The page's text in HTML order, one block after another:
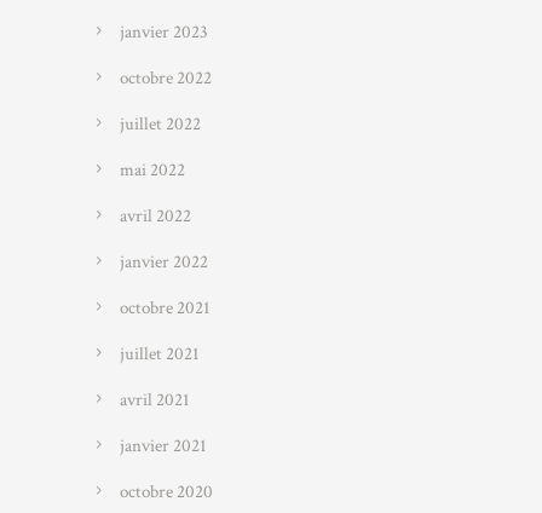
janvier 2023
octobre 2022
juillet 2022
mai 2022
avril 2022
janvier 2022
octobre 2021
juillet 2021
avril 2021
janvier 2021
octobre 2020